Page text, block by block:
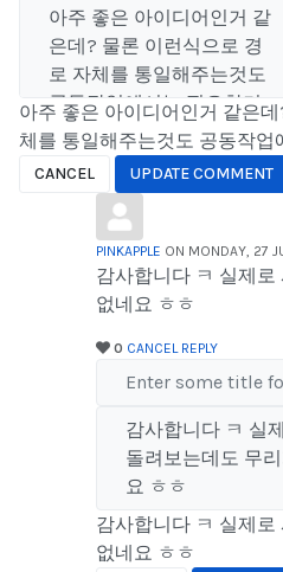
아주 좋은 아이디어인거 같은
체를 통일해주는것도 공동작업
CANCEL UPDATE COMMENT
PINKAPPLE ON MONDAY, 27
감사합니다 ㅋ 실제
없네요 ㅎㅎ
0 CANCEL REPLY
감사합니다 ㅋ 실제
없네요 ㅎㅎ